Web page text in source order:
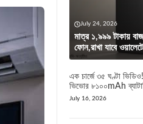
July 24, 2026
মাত্র ১,৯৯৯ টাকায়
ফোন,রাখা যাবে ওয়ালেটে
এক চার্জে ৩৫ ঘণ্টা
ভিভোর ৮১০০mAh
July 16, 2026